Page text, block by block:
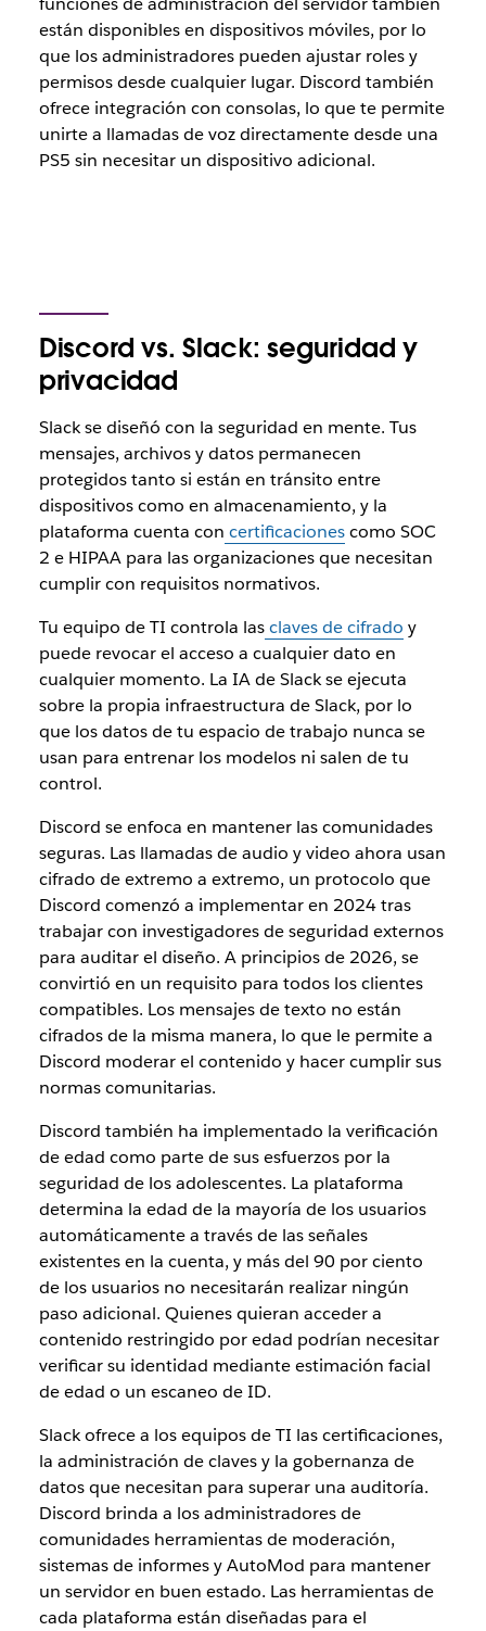
están disponibles en dispositivos móviles, por lo
que los administradores pueden ajustar roles y
permisos desde cualquier lugar. Discord también
ofrece integración con consolas, lo que te permite
unirte a llamadas de voz directamente desde una
PS5 sin necesitar un dispositivo adicional.
Discord vs. Slack: seguridad y
privacidad
Slack se diseñó con la seguridad en mente. Tus
mensajes, archivos y datos permanecen
protegidos tanto si están en tránsito entre
dispositivos como en almacenamiento, y la
plataforma cuenta con certificacionescomo SOC
2 e HIPAA para las organizaciones que necesitan
cumplir con requisitos normativos.
Tu equipo de TI controla lasclaves de cifrado y
puede revocar el acceso a cualquier dato en
cualquier momento. La IA de Slack se ejecuta
sobre la propia infraestructura de Slack, por lo
que los datos de tu espacio de trabajo nunca se
usan para entrenar los modelos ni salen de tu
control.
Discord se enfoca en mantener las comunidades
seguras. Las llamadas de audio y video ahora usan
cifrado de extremo a extremo, un protocolo que
Discord comenzó a implementar en 2024 tras
trabajar con investigadores de seguridad externos
para auditar el diseño. A principios de 2026, se
convirtió en un requisito para todos los clientes
compatibles. Los mensajes de texto no están
cifrados de la misma manera, lo que le permite a
Discord moderar el contenido y hacer cumplir sus
normas comunitarias.
Discord también ha implementado la verificación
de edad como parte de sus esfuerzos por la
seguridad de los adolescentes. La plataforma
determina la edad de la mayoría de los usuarios
automáticamente a través de las señales
existentes en la cuenta, y más del 90 por ciento
de los usuarios no necesitarán realizar ningún
paso adicional. Quienes quieran acceder a
contenido restringido por edad podrían necesitar
verificar su identidad mediante estimación facial
de edad o un escaneo de ID.
Slack ofrece a los equipos de TI las certificaciones,
la administración de claves y la gobernanza de
datos que necesitan para superar una auditoría.
Discord brinda a los administradores de
comunidades herramientas de moderación,
sistemas de informes y AutoMod para mantener
un servidor en buen estado. Las herramientas de
cada plataforma están diseñadas para el